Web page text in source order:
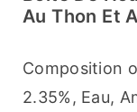
Au Thon Et
Composition
2.35%, Eau,